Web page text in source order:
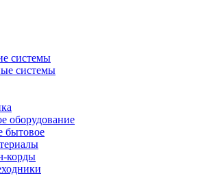
системы
системы
оборудование
бытовое
корды